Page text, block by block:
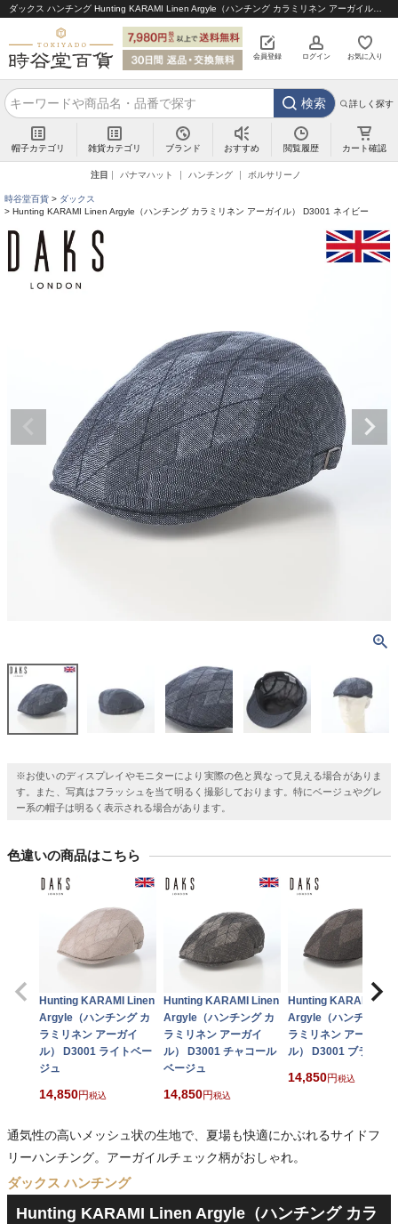
会員登録 ログイン お気に入り
検索 詳しく探す
帽子カテゴリ 雑貨カテゴリ ブランド おすすめ 閲覧履歴 カート確認
注目 パナマハット ハンチング ボルサリーノ
時谷堂百貨
ダックス
Hunting KARAMI Linen Argyle（ハンチング カラミリネン アーガイル） D3001 ネイビー
※お使いのディスプレイやモニターにより実際の色と異なって見える場合がありま
す。また、写真はフラッシュを当て明るく撮影しております。特にベージュやグレ
ー系の帽子は明るく表示される場合があります。
色違いの商品はこちら
Hunting KARAMI Linen
Argyle（ハンチング カ
ラミリネン アーガイ
ル） D3001 ライトベー
ジュ
14,850 税込
Hunting KARAMI Linen
Argyle（ハンチング カ
ラミリネン アーガイ
ル） D3001 チャコール
ベージュ
14,850 税込
Hunting KARAMI
Argyle（ハンチング カ
ラミリネン アーガイ
ル） D3001 ブラウン
14,850 税込
通気性の高いメッシュ状の生地で、夏場も快適にかぶれるサイドフ
リーハンチング。アーガイルチェック柄がおしゃれ。
ダックス ハンチング
Hunting KARAMI Linen Argyle（ハンチング カラ